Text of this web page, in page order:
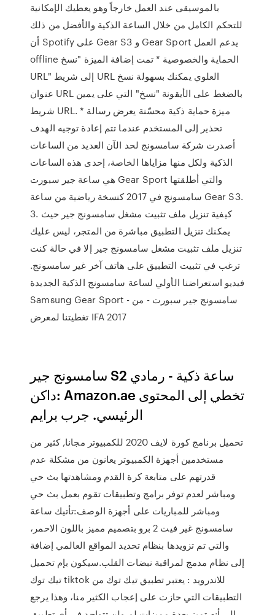
بالموسيقى عند العمل خارجاً وهو يعطيك الإمكانية
للتحكم الكامل من خلال الساعة الذكية والأفضل من ذلك
أن Spotify على Gear S3 و Gear Sport يدعم العمل
offline الحماية والخصوصية * تمت إضافة الميزة "نسخ
URL" إلى شريط URL العلوي يمكنك بسهولة نسخ
عنوان URL بالضغط على الأيقونة "نسخ" التي على يمين
شريط URL. * ميزة حماية ذكية محسّنة يعرض رسالة
تحذير إلى المستخدم عندما تتم إعادة توجيه الهدف
أصدرت شركة سامسونج لحد الآن العديد من الساعات
الذكية ولكل منها مزاياها الخاصة، إحدى هذه الساعات
هي ساعة جير سبورت Gear Sport والتي أطلقتها
سامسونج في 2017 كنسخة رياضية من ساعة Gear S3.
3. كيفية تنزيل ملف تثبيت مشغل سامسونج جير حيث
يمكنك تنزيل التطبيق مباشرة من المتجر، ليس عليك
تنزيل ملف تثبيت مشغل سامسونج جير إلا في حالة كنت
ترغب في تثبيت التطبيق على هاتف آخر غير سامسونج.
فيديو استعراضنا الأولي لساعة سامسونج الذكية الجديدة
Samsung Gear Sport - سامسونج جير سبورت - من
تغطيتنا لمعرض IFA 2017
سامسونج جير S2 ساعة ذكية - رمادي
داكن: Amazon.ae تخطي إلى المحتوى
الرئيسي. جرب برايم
تحميل برنامج كورة لايف 2020 للكمبيوتر مجانا, كثير من
مستخدمين أجهزة الكمبيوتر يعانون من مشكلة عدم
قدرتهم على متابعة كرة القدم ومشاهدتها بث حي
ومباشر لعدم توفر برامج وتطبيقات تقوم بعمل بث حي
ومباشر للمباريات على أجهزة الوصف:تأتيك ساعة
سامسونج غير فيت 2 برو بتصميم مميز باللون الاحمر،
والتي تم تزويدها بنظام تحديد المواقع العالمي إضافة
إلى نظام مدمج لمراقبة نبضات القلب.سيكون بإم تحميل
تيك توك tiktok للاندرويد : يعتبر تطبيق تيك توك من
التطبيقات التي حازت على إعجاب الكثير منا، وهذا يرجع